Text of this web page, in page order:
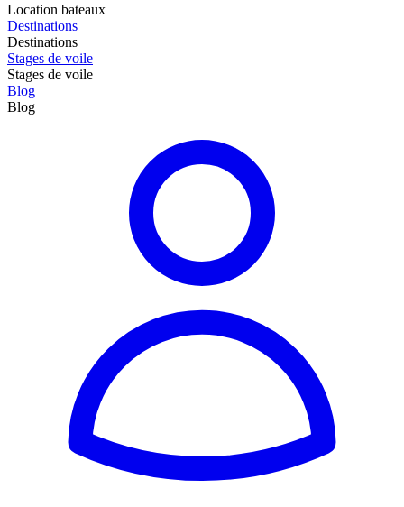
Location bateaux
Destinations
Destinations
Stages de voile
Stages de voile
Blog
Blog